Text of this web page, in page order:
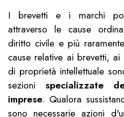
I brevetti e i marchi
attraverso le cause
diritto civile e più
cause relative ai brevetti,
di proprietà intellettuale
sezioni specializzate
imprese. Qualora
sono necessarie azioni